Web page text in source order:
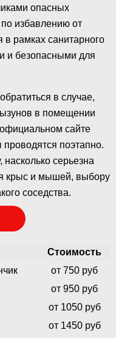
опасных
избавлению от
в рамках санитарного
и безопасными для
в случае,
в помещении
сайте
поэтапно.
серьезна
крыс и мышей, выбору
соседства.
Стоимость
от 750 руб
от 950 руб
от 1050 руб
от 1450 руб